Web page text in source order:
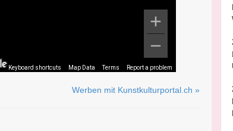
Keyboard shortcuts Map Data Terms Report a problem
Werben mit Kunstkulturportal.ch »